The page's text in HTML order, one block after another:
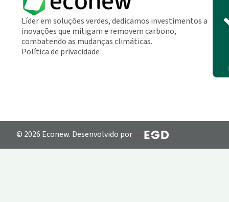
Líder em soluções verdes, dedicamos investimentos a
inovações que mitigam e removem carbono,
combatendo as mudanças climáticas.
Política de privacidade
© 2026 Econew. Desenvolvido por